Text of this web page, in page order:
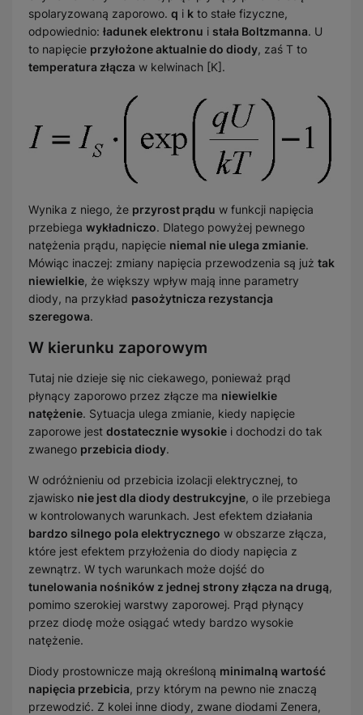
spolaryzowaną zaporowo. q i k to stałe fizyczne,
odpowiednio: ładunek elektronu i stała Boltzmanna. U
to napięcie przyłożone aktualnie do diody, zaś T to
temperatura złącza w kelwinach [K].
Wynika z niego, że przyrost prądu w funkcji napięcia
przebiega wykładniczo. Dlatego powyżej pewnego
natężenia prądu, napięcie niemal nie ulega zmianie.
Mówiąc inaczej: zmiany napięcia przewodzenia są już tak
niewielkie, że większy wpływ mają inne parametry
diody, na przykład pasożytnicza rezystancja
szeregowa.
W kierunku zaporowym
Tutaj nie dzieje się nic ciekawego, ponieważ prąd
płynący zaporowo przez złącze ma niewielkie
natężenie. Sytuacja ulega zmianie, kiedy napięcie
zaporowe jest dostatecznie wysokie i dochodzi do tak
zwanego przebicia diody.
W odróżnieniu od przebicia izolacji elektrycznej, to
zjawisko nie jest dla diody destrukcyjne, o ile przebiega
w kontrolowanych warunkach. Jest efektem działania
bardzo silnego pola elektrycznego w obszarze złącza,
które jest efektem przyłożenia do diody napięcia z
zewnątrz. W tych warunkach może dojść do
tunelowania nośników z jednej strony złącza na drugą,
pomimo szerokiej warstwy zaporowej. Prąd płynący
przez diodę może osiągać wtedy bardzo wysokie
natężenie.
Diody prostownicze mają określoną minimalną wartość
napięcia przebicia, przy którym na pewno nie znaczą
przewodzić. Z kolei inne diody, zwane diodami Zenera,